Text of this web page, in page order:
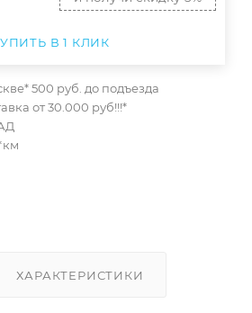
В 1 КЛИК
500 руб. до подъезда
от 30.000 руб!!!*
ХАРАКТЕРИСТИКИ